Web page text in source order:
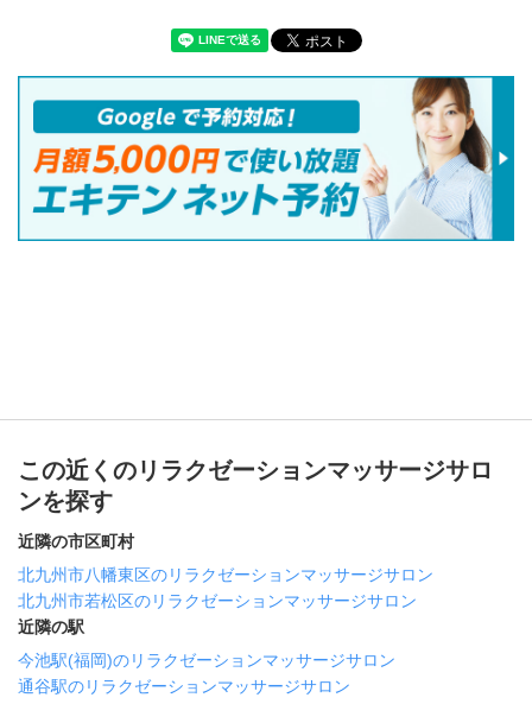
この近くのリラクゼーションマッサージサロ
ンを探す
近隣の市区町村
北九州市八幡東区のリラクゼーションマッサージサロン
北九州市若松区のリラクゼーションマッサージサロン
近隣の駅
今池駅(福岡)のリラクゼーションマッサージサロン
通谷駅のリラクゼーションマッサージサロン